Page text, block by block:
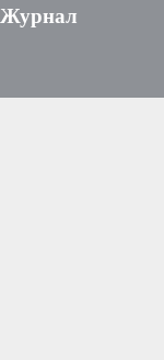
Журнал